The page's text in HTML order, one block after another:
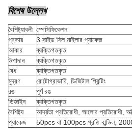
বিশেষ উল্লেখ
বৈশিষ্ট্যাবলী স্পেসিফিকেশন
প্রকার
3 সাইড সিল মাইলার প্যাকেজ
আকার
ব্যক্তিগতকৃত
উপাদান
ব্যক্তিগতকৃত
বেধ
ব্যক্তিগতকৃত
মুদ্রণ
রোটোগ্রাভারি, ডিজিটাল প্রিন্টিং
রঙ
পূর্ণ রঙ
ডিজাইন
ব্যক্তিগতকৃত
বৈশিষ্ট্য
আর্দ্রতা প্রতিরোধী, আলোর প্রতিরোধী,
প্যাকেজ
50pcs বা 100pcs প্রতি বান্ডিল,